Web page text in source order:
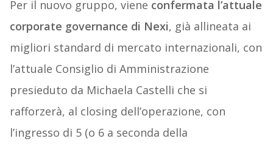
Per il nuovo gruppo, viene confermata l’attuale
corporate governance di Nexi, già allineata ai
migliori standard di mercato internazionali, con
l’attuale Consiglio di Amministrazione
presieduto da Michaela Castelli che si
rafforzerà, al closing dell’operazione, con
l’ingresso di 5 (o 6 a seconda della